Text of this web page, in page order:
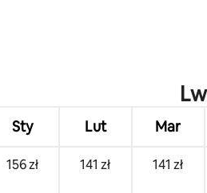
Sty Lut Mar
156 zł 141 zł 141 zł